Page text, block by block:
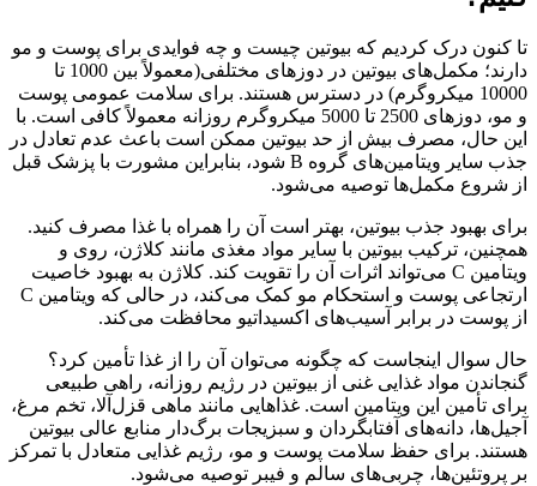
تا کنون درک کردیم که بیوتین چیست و چه فوایدی برای پوست و مو
دارند؛ مکمل‌های بیوتین در دوزهای مختلفی(معمولاً بین 1000 تا
10000 میکروگرم) در دسترس هستند. برای سلامت عمومی پوست
و مو، دوزهای 2500 تا 5000 میکروگرم روزانه معمولاً کافی است. با
این حال، مصرف بیش از حد بیوتین ممکن است باعث عدم تعادل در
جذب سایر ویتامین‌های گروه B شود، بنابراین مشورت با پزشک قبل
از شروع مکمل‌ها توصیه می‌شود.
برای بهبود جذب بیوتین، بهتر است آن را همراه با غذا مصرف کنید.
همچنین، ترکیب بیوتین با سایر مواد مغذی مانند کلاژن، روی و
ویتامین C می‌تواند اثرات آن را تقویت کند. کلاژن به بهبود خاصیت
ارتجاعی پوست و استحکام مو کمک می‌کند، در حالی که ویتامین C
از پوست در برابر آسیب‌های اکسیداتیو محافظت می‌کند.
حال سوال اینجاست که چگونه می‌توان آن را از غذا تأمین کرد؟
گنجاندن مواد غذایی غنی از بیوتین در رژیم روزانه، راهی طبیعی
برای تأمین این ویتامین است. غذاهایی مانند ماهی قزل‌آلا، تخم‌ مرغ،
آجیل‌ها، دانه‌های آفتابگردان و سبزیجات برگ‌دار منابع عالی بیوتین
هستند. برای حفظ سلامت پوست و مو، رژیم غذایی متعادل با تمرکز
بر پروتئین‌ها، چربی‌های سالم و فیبر توصیه می‌شود.